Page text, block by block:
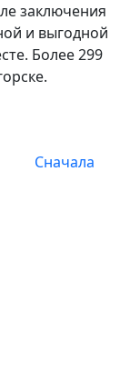
заключения
и выгодной
Более 299
Сначала